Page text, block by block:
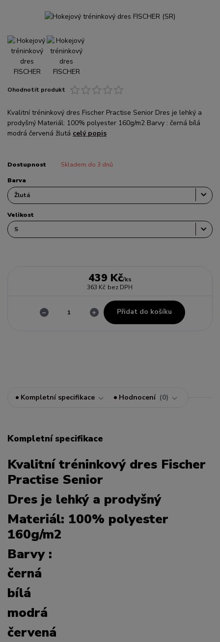
Ohodnotit produkt
Kvalitní tréninkový dres Fischer Practise Senior Dres je lehký a
prodyšný Materiál: 100% polyester 160g/m2 Barvy : černá bílá
modrá červená žlutá celý popis
Dostupnost Skladem do 3 dnů
Barva
Velikost
439 Kč/ks
363 Kč bez DPH
Přidat do košíku
Kompletní specifikace Hodnocení 0
Kompletní specifikace
Kvalitní tréninkový dres Fischer
Practise Senior
Dres je lehký a prodyšný
Materiál: 100% polyester
160g/m2
Barvy :
černá
bílá
modrá
červená